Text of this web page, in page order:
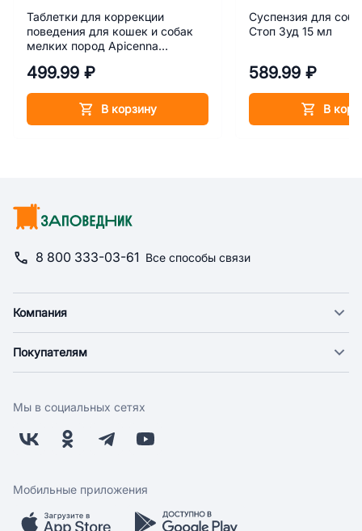
Таблетки для коррекции
поведения для кошек и собак
мелких пород Apicenna
499.99 ₽
В корзину
Суспензия для
Стоп Зуд 15 мл
589.99 ₽
В
8 800 333-03-61 Все способы связи
Компания
Новости
Поставщикам
Заводчикам
Обратная связь
Покупателям
Оплата
Бонусная программа
Скидки и акции
Мобильное приложение
Мы в социальных сетях
Мобильные приложения